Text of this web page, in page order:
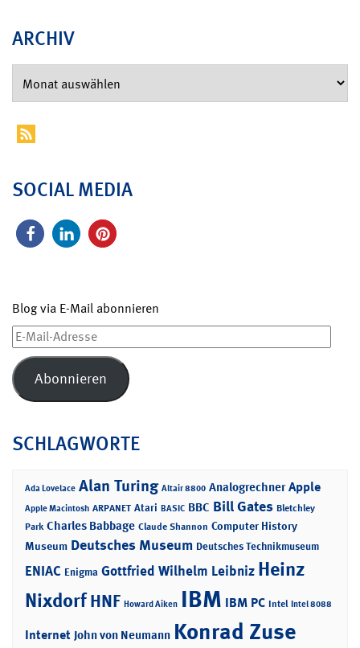
ARCHIV
SOCIAL MEDIA
Blog via E-Mail abonnieren
E-
Mail-
Adresse
Abonnieren
SCHLAGWORTE
Ada Lovelace Alan Turing Altair 8800 Analogrechner Apple
Apple Macintosh ARPANET Atari BASIC BBC Bill Gates Bletchley
Park Charles Babbage Claude Shannon Computer History
Museum Deutsches Museum Deutsches Technikmuseum
ENIAC Enigma Gottfried Wilhelm Leibniz Heinz
NixdorfHNF Howard Aiken IBM IBM PC Intel Intel 8088
Internet John von Neumann Konrad Zuse